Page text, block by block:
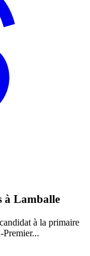
à Lamballe
à la primaire
Premier...